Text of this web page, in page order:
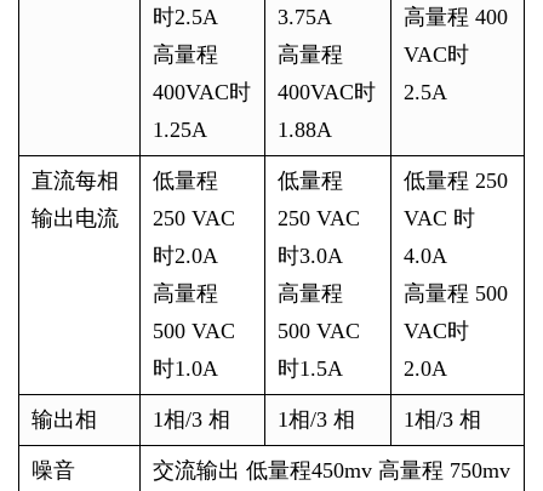
时2.5A
高量程
400VAC时
1.25A
3.75A
高量程
400VAC时
1.88A
高量程 400
VAC时
2.5A
直流每相
输出电流
低量程
250 VAC
时2.0A
高量程
500 VAC
时1.0A
低量程
250 VAC
时3.0A
高量程
500 VAC
时1.5A
低量程 250
VAC 时
4.0A
高量程 500
VAC时
2.0A
输出相 1相/3 相 1相/3 相 1相/3 相
噪音
交流输出 低量程450mv 高量程 750mv